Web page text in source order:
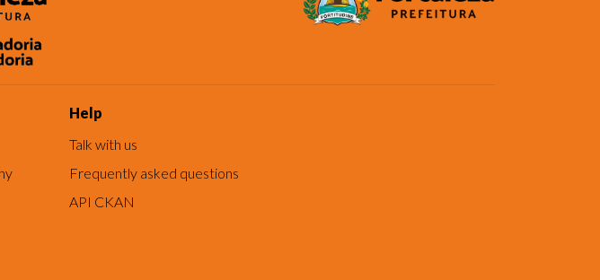
Help
Talk with us
Frequently asked questions
API CKAN